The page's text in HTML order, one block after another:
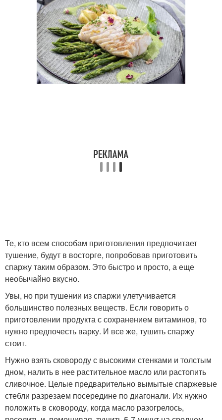
Те, кто всем способам приготовления предпочитает
тушение, будут в восторге, попробовав приготовить
спаржу таким образом. Это быстро и просто, а еще
необычайно вкусно.
Увы, но при тушении из спаржи улетучивается
большинство полезных веществ. Если говорить о
приготовлении продукта с сохранением витаминов, то
нужно предпочесть варку. И все же, тушить спаржу
стоит.
Нужно взять сковороду с высокими стенками и толстым
дном, налить в нее растительное масло или растопить
сливочное. Целые предварительно вымытые спаржевые
стебли разрезаем посередине по диагонали. Их нужно
положить в сковороду, когда масло разогрелось,